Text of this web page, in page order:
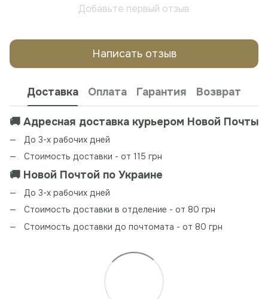
Добавьте первый отзыв
Написать отзыв
Доставка Оплата Гарантия Возврат
🚚 Адресная доставка курьером Новой Почты
До 3-х рабочих дней
Стоимость доставки - от 115 грн
🚚 Новой Почтой по Украине
До 3-х рабочих дней
Стоимость доставки в отделение - от 80 грн
Стоимость доставки до почтомата - от 80 грн